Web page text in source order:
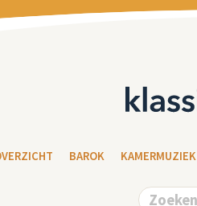
BAROK KAMERMUZIEK